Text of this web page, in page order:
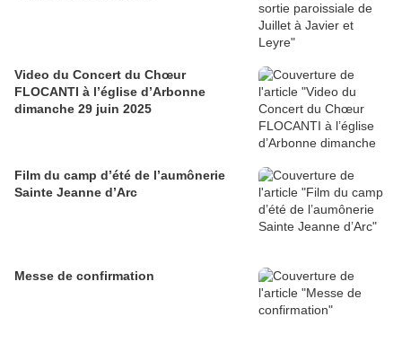
Video du Concert du Chœur
FLOCANTI à l’église d’Arbonne
dimanche 29 juin 2025
Film du camp d’été de l’aumônerie
Sainte Jeanne d’Arc
Messe de confirmation